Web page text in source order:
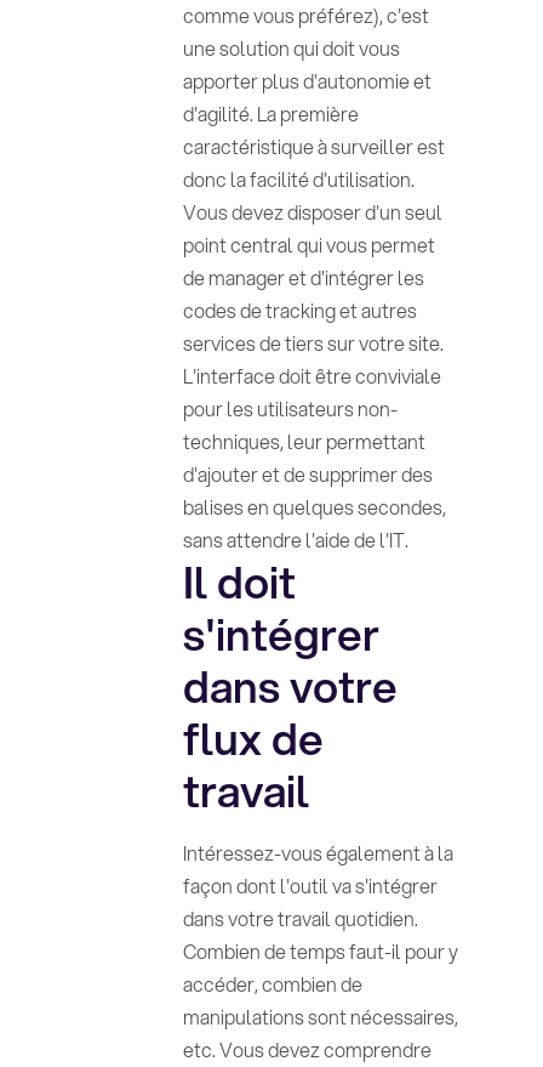
comme vous préférez), c'est
une solution qui doit vous
apporter plus d'autonomie et
d'agilité. La première
caractéristique à surveiller est
donc la facilité d'utilisation.
Vous devez disposer d'un seul
point central qui vous permet
de manager et d'intégrer les
codes de tracking et autres
services de tiers sur votre site.
L'interface doit être conviviale
pour les utilisateurs non-
techniques, leur permettant
d'ajouter et de supprimer des
balises en quelques secondes,
sans attendre l'aide de l'IT.
Il doit
s'intégrer
dans votre
flux de
travail
Intéressez-vous également à la
façon dont l'outil va s'intégrer
dans votre travail quotidien.
Combien de temps faut-il pour y
accéder, combien de
manipulations sont nécessaires,
etc. Vous devez comprendre